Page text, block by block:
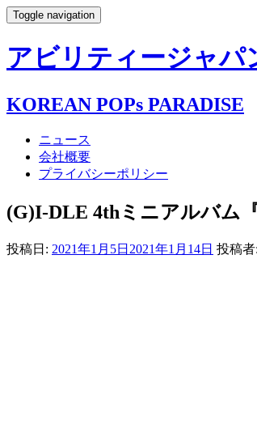
Toggle navigation
アビリティージャ
KOREAN POPs PARADISE
ニュース
会社概要
プライバシーポリシー
(G)I-DLE 4thミニアルバム
投稿日: 2021年1月5日 2021年1月14日 投稿者: